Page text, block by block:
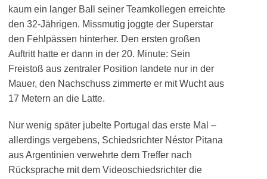
kaum ein langer Ball seiner Teamkollegen erreichte
den 32-Jährigen. Missmutig joggte der Superstar
den Fehlpässen hinterher. Den ersten großen
Auftritt hatte er dann in der 20. Minute: Sein
Freistoß aus zentraler Position landete nur in der
Mauer, den Nachschuss zimmerte er mit Wucht aus
17 Metern an die Latte.
Nur wenig später jubelte Portugal das erste Mal –
allerdings vergebens, Schiedsrichter Néstor Pitana
aus Argentinien verwehrte dem Treffer nach
Rücksprache mit dem Videoschiedsrichter die